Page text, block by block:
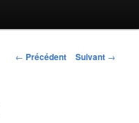
Navigation
← Précédent Suivant →